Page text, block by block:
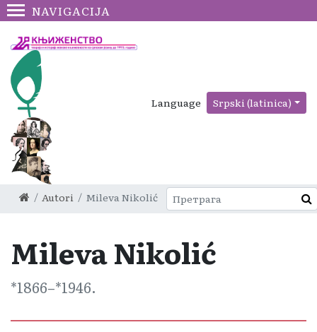
NAVIGACIJA
Language Srpski (latinica)
Autori Mileva Nikolić
Mileva Nikolić
1866– 1946.